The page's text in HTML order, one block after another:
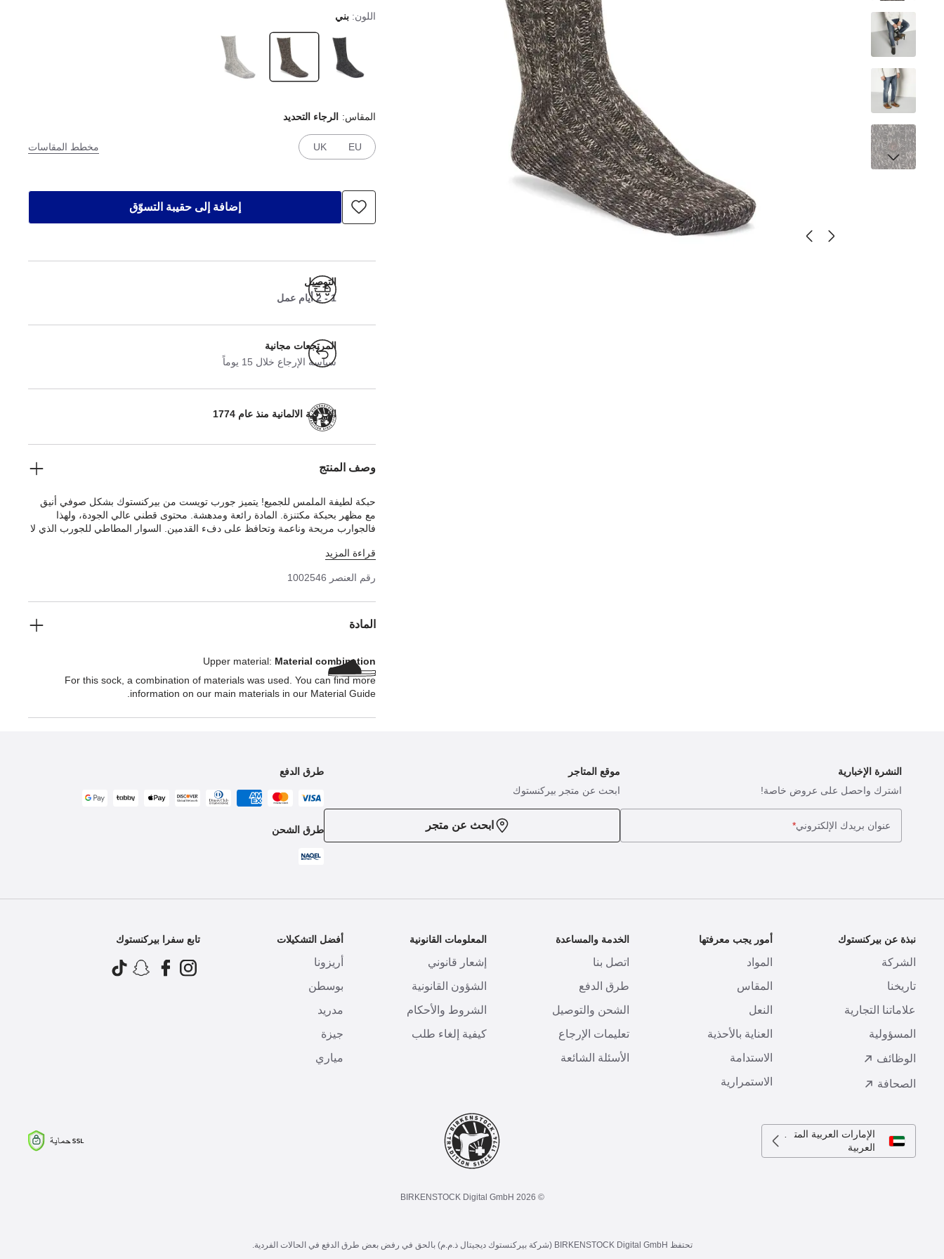
اللون:بني
مخطط المقاسات
المقاس: الرجاء التحديد
EU
UK
إضافة إلى حقيبة التسوّق
التوصيل
1 - 2 أيام عمل
المرتجعات مجانية
سياسة الإرجاع خلال 15 يوماً
الحرفية الالمانية منذ عام 1774
وصف المنتج
حبكة لطيفة الملمس للجميع! يتميز جورب تويست من بيركنستوك بشكل صوفي أنيق
مع مظهر بحبكة مكتنزة. المادة رائعة ومدهشة. محتوى قطني عالي الجودة، ولهذا
فالجوارب مريحة وناعمة وتحافظ على دفء القدمين. السوار المطاطي للجورب الذي لا
قراءة المزيد
رقم العنصر 1002546
المادة
Upper material: Material combination
For this sock, a combination of materials was used. You can find more
information on our main materials in our Material Guide.
النشرة الإخبارية
اشترك واحصل على عروض خاصة!
عنوان بريدك الإلكتروني*
موقع المتاجر
ابحث عن متجر بيركنستوك
ابحث عن متجر
طرق الدفع
طرق الشحن
نبذة عن بيركنستوك
الشركة
تاريخنا
علاماتنا التجارية
المسؤولية
الوظائف
الصحافة
أمور يجب معرفتها
المواد
المقاس
النعل
العناية بالأحذية
الاستدامة
الاستمرارية
الخدمة والمساعدة
اتصل بنا
طرق الدفع
الشحن والتوصيل
تعليمات الإرجاع
الأسئلة الشائعة
المعلومات القانونية
إشعار قانوني
الشؤون القانونية
الشروط والأحكام
كيفية إلغاء طلب
أفضل التشكيلات
أريزونا
بوسطن
مدريد
جيزة
مياري
تابع سفرا بيركنستوك
الإمارات العربية المتحدة
العربية
© 2026 BIRKENSTOCK Digital GmbH
تحتفظ BIRKENSTOCK Digital GmbH (شركة بيركنستوك ديجيتال ذ.م.م) بالحق في رفض بعض طرق الدفع في الحالات الفردية.